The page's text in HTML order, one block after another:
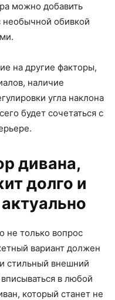
можно добавить
необычной обивкой
на другие факторы,
наличие
угла наклона
будет сочетаться с
дивана,
долго и
не только вопрос
вариант должен
стильный внешний
в любой
который станет не